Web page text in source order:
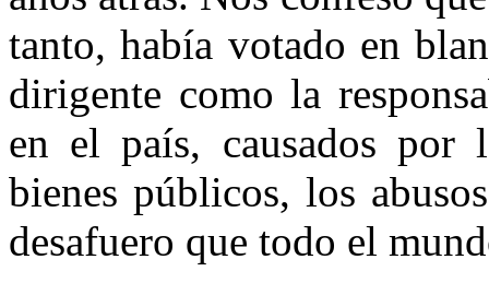
tanto, había votado en
dirigente como la
en el país, causados por
bienes públicos, los
desafuero que todo el